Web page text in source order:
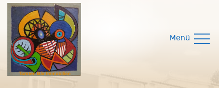
Menü